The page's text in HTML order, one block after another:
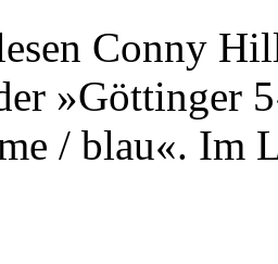
Conny
»Göttinger
/ blau«. Im